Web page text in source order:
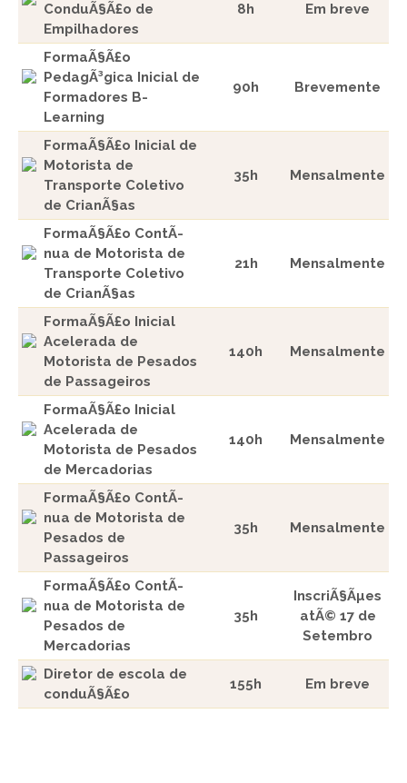
ConduÃ§Ã£o de
Empilhadores
8h Em breve
FormaÃ§Ã£o
PedagÃ³gica Inicial de
Formadores B-
Learning
90h Brevemente
FormaÃ§Ã£o Inicial de
Motorista de
Transporte Coletivo
de CrianÃ§as
35h Mensalmente
FormaÃ§Ã£o ContÃ­
nua de Motorista de
Transporte Coletivo
de CrianÃ§as
21h Mensalmente
FormaÃ§Ã£o Inicial
Acelerada de
Motorista de Pesados
de Passageiros
140h Mensalmente
FormaÃ§Ã£o Inicial
Acelerada de
Motorista de Pesados
de Mercadorias
140h Mensalmente
FormaÃ§Ã£o ContÃ­
nua de Motorista de
Pesados de
Passageiros
35h Mensalmente
FormaÃ§Ã£o ContÃ­
nua de Motorista de
Pesados de
Mercadorias
35h
InscriÃ§Ãµes
atÃ© 17 de
Setembro
Diretor de escola de
conduÃ§Ã£o
155h Em breve